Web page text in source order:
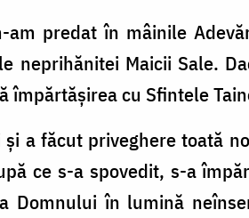
predat în mâinile
neprihănitei Maicii Sale.
împărtăşirea cu Sfintele
a făcut priveghere toată
ce s-a spovedit, s-a
Domnului în lumină